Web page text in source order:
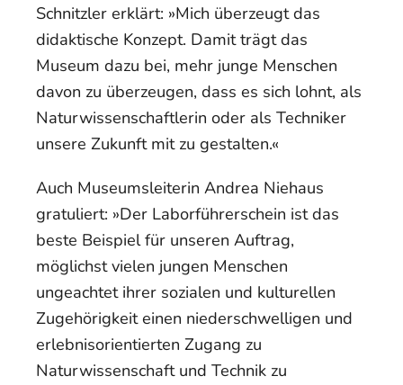
Schnitzler erklärt: »Mich überzeugt das
didaktische Konzept. Damit trägt das
Museum dazu bei, mehr junge Menschen
davon zu überzeugen, dass es sich lohnt, als
Naturwissenschaftlerin oder als Techniker
unsere Zukunft mit zu gestalten.«
Auch Museumsleiterin Andrea Niehaus
gratuliert: »Der Laborführerschein ist das
beste Beispiel für unseren Auftrag,
möglichst vielen jungen Menschen
ungeachtet ihrer sozialen und kulturellen
Zugehörigkeit einen niederschwelligen und
erlebnisorientierten Zugang zu
Naturwissenschaft und Technik zu